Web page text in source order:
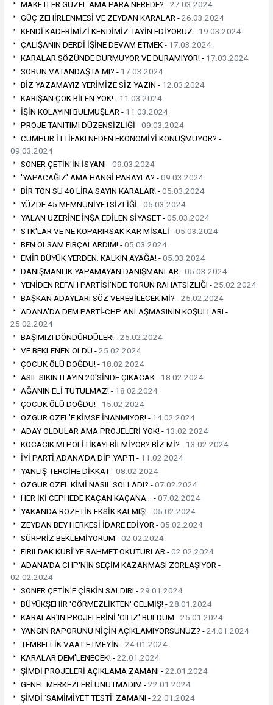
MAKETLER GÜZEL AMA PARA NEREDE? -27.03.2024
GÜÇ ZEHİRLENMESİ VE ZEYDAN KARALAR -26.03.2024
KENDİ KADERİMİZİ KENDİMİZ TAYİN EDİYORUZ - 19.03.2024
ÇALIŞANIN DERDİ İŞİNE DEVAM ETMEK - 17.03.2024
KARALAR SÖZÜNDE DURMUYOR VE DURAMIYOR! - 17.03.2024
SORUN VATANDAŞTA MI? - 17.03.2024
BİZ YAZAMAYIZ YERİMİZE SİZ YAZIN - 12.03.2024
KARIŞAN ÇOK BİLEN YOK! - 11.03.2024
İŞİN KOLAYINI BULMUŞLAR - 11.03.2024
PROJE TANITIMI DÜZENSİZLİĞİ -09.03.2024
CUMHUR İTTİFAKI NEDEN EKONOMİYİ KONUŞMUYOR? -
09.03.2024
SONER ÇETİN'İN İSYANI -09.03.2024
'YAPACAĞIZ' AMA HANGİ PARAYLA? -09.03.2024
BİR TON SU 40 LİRA SAYIN KARALAR! -05.03.2024
YÜZDE 45 MEMNUNİYETSİZLİĞİ -05.03.2024
YALAN ÜZERİNE İNŞA EDİLEN SİYASET -05.03.2024
STK'LAR VE NE KOPARIRSAK KAR MİSALİ -05.03.2024
BEN OLSAM FIRÇALARDIM! -05.03.2024
EMİR BÜYÜK YERDEN: KALKIN AYAĞA! -05.03.2024
DANIŞMANLIK YAPAMAYAN DANIŞMANLAR -05.03.2024
YENİDEN REFAH PARTİSİ'NDE TORUN RAHATSIZLIĞI -25.02.2024
BAŞKAN ADAYLARI SÖZ VEREBİLECEK Mİ? -25.02.2024
ADANA'DA DEM PARTİ-CHP ANLAŞMASININ KOŞULLARI -
25.02.2024
BAŞIMIZI DÖNDÜRDÜLER! -25.02.2024
VE BEKLENEN OLDU -25.02.2024
ÇOCUK ÖLÜ DOĞDU! - 18.02.2024
ASIL SIKINTI AYIN 20'SİNDE ÇIKACAK - 18.02.2024
AĞANIN ELİ TUTULMAZ! - 18.02.2024
ÇOCUK ÖLÜ DOĞDU! - 15.02.2024
ÖZGÜR ÖZEL'E KİMSE İNANMIYOR! - 14.02.2024
ADAY OLDULAR AMA PROJELERİ YOK! - 13.02.2024
KOCACIK MI POLİTİKAYI BİLMİYOR? BİZ Mİ? - 13.02.2024
İYİ PARTİ ADANA'DA DİP YAPTI - 11.02.2024
YANLIŞ TERCİHE DİKKAT -08.02.2024
ÖZGÜR ÖZEL KİMİ NASIL SOLLADI? -07.02.2024
HER İKİ CEPHEDE KAÇAN KAÇANA… -07.02.2024
YAKANDA ROZETİN EKSİK KALMIŞ! -05.02.2024
ZEYDAN BEY HERKESİ İDARE EDİYOR -05.02.2024
SÜRPRİZ BEKLEMİYORUM -02.02.2024
FIRILDAK KUBİ'YE RAHMET OKUTURLAR -02.02.2024
ADANA'DA CHP'NİN SEÇİM KAZANMASI ZORLAŞIYOR -
02.02.2024
SONER ÇETİN'E ÇİRKİN SALDIRI -29.01.2024
BÜYÜKŞEHİR 'GÖRMEZLİKTEN' GELMİŞ! -28.01.2024
KARALAR'IN PROJELERİNİ 'CILIZ' BULDUM -25.01.2024
YANGIN RAPORUNU NİÇİN AÇIKLAMIYORSUNUZ? -24.01.2024
TEMBELLİK VAAT ETMEYİN -24.01.2024
KARALAR DEM'LENECEK! -22.01.2024
ŞİMDİ PROJELERİ AÇIKLAMA ZAMANI -22.01.2024
GENEL MERKEZLERİ UNUTMADIM -22.01.2024
ŞİMDİ 'SAMİMİYET TESTİ' ZAMANI -22.01.2024